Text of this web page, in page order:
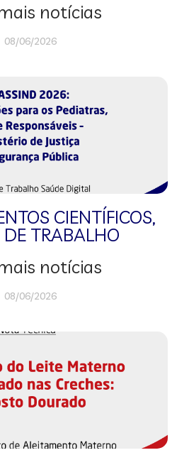
notícias
08/06/2026
CIENTÍFICOS,
DE TRABALHO
notícias
08/06/2026